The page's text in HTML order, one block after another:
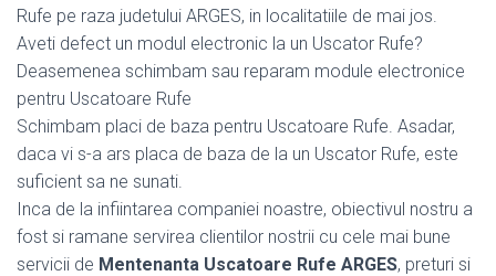
Rufe pe raza judetului ARGES, in localitatiile de mai jos.
Aveti defect un modul electronic la un Uscator Rufe?
Deasemenea schimbam sau reparam module electronice
pentru Uscatoare Rufe
Schimbam placi de baza pentru Uscatoare Rufe. Asadar,
daca vi s-a ars placa de baza de la un Uscator Rufe, este
suficient sa ne sunati.
Inca de la infiintarea companiei noastre, obiectivul nostru a
fost si ramane servirea clientilor nostrii cu cele mai bune
servicii de Mentenanta Uscatoare Rufe ARGES, preturi si